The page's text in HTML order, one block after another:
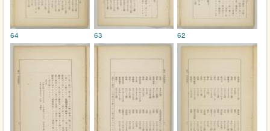
62
63
64